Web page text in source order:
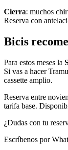
Cierra: muchos
Reserva con
Bicis
Para estos meses la
Si vas a hacer
cassette amplio.
Reserva entre
tarifa base.
¿Dudas con tu
Escríbenos por